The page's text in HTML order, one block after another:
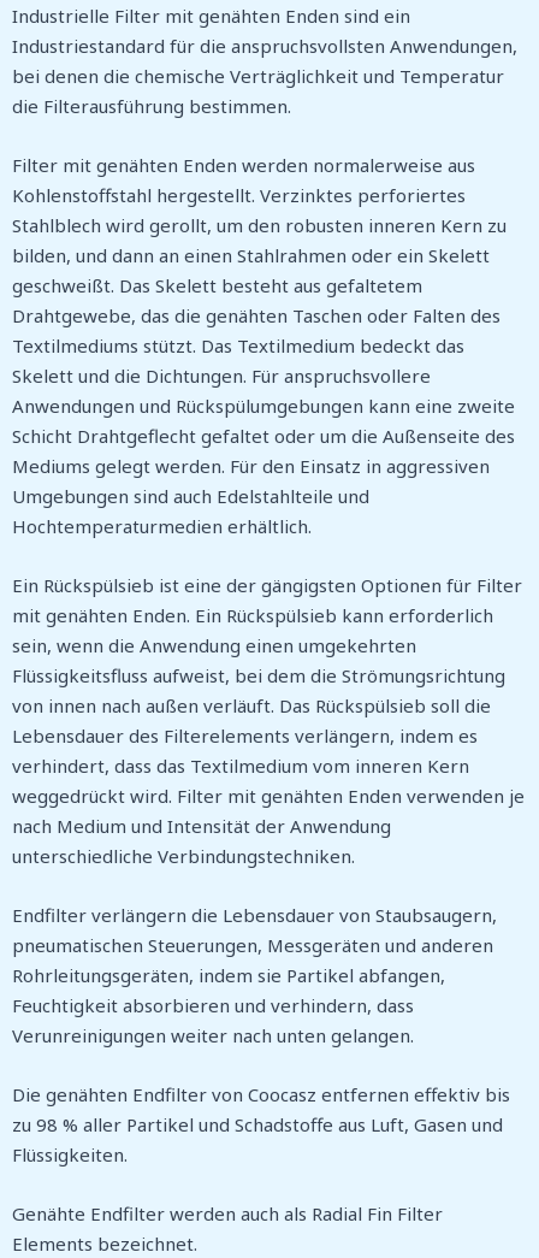
Industrielle Filter mit genähten Enden sind ein
Industriestandard für die anspruchsvollsten Anwendungen,
bei denen die chemische Verträglichkeit und Temperatur
die Filterausführung bestimmen.
Filter mit genähten Enden werden normalerweise aus
Kohlenstoffstahl hergestellt. Verzinktes perforiertes
Stahlblech wird gerollt, um den robusten inneren Kern zu
bilden, und dann an einen Stahlrahmen oder ein Skelett
geschweißt. Das Skelett besteht aus gefaltetem
Drahtgewebe, das die genähten Taschen oder Falten des
Textilmediums stützt. Das Textilmedium bedeckt das
Skelett und die Dichtungen. Für anspruchsvollere
Anwendungen und Rückspülumgebungen kann eine zweite
Schicht Drahtgeflecht gefaltet oder um die Außenseite des
Mediums gelegt werden. Für den Einsatz in aggressiven
Umgebungen sind auch Edelstahlteile und
Hochtemperaturmedien erhältlich.
Ein Rückspülsieb ist eine der gängigsten Optionen für Filter
mit genähten Enden. Ein Rückspülsieb kann erforderlich
sein, wenn die Anwendung einen umgekehrten
Flüssigkeitsfluss aufweist, bei dem die Strömungsrichtung
von innen nach außen verläuft. Das Rückspülsieb soll die
Lebensdauer des Filterelements verlängern, indem es
verhindert, dass das Textilmedium vom inneren Kern
weggedrückt wird. Filter mit genähten Enden verwenden je
nach Medium und Intensität der Anwendung
unterschiedliche Verbindungstechniken.
Endfilter verlängern die Lebensdauer von Staubsaugern,
pneumatischen Steuerungen, Messgeräten und anderen
Rohrleitungsgeräten, indem sie Partikel abfangen,
Feuchtigkeit absorbieren und verhindern, dass
Verunreinigungen weiter nach unten gelangen.
Die genähten Endfilter von Coocasz entfernen effektiv bis
zu 98 % aller Partikel und Schadstoffe aus Luft, Gasen und
Flüssigkeiten.
Genähte Endfilter werden auch als Radial Fin Filter
Elements bezeichnet.